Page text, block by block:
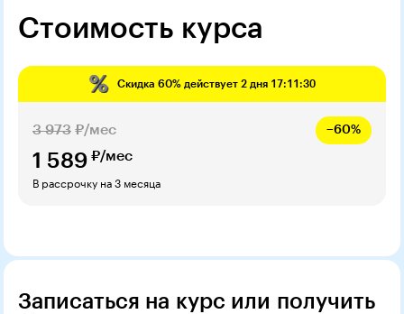
Стоимость курса
Скидка 60% действует 2 дня 17:11:29
3 973 ₽/мес −60%
1 589 ₽/мес
В рассрочку на 3 месяца
Записаться на курс или получить